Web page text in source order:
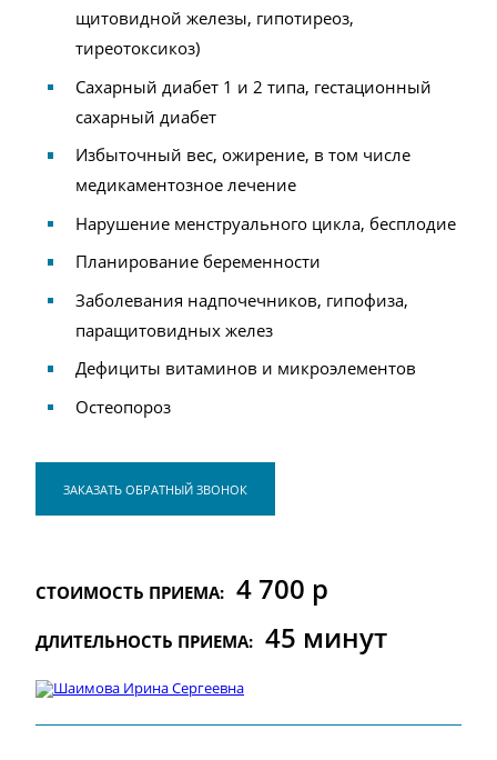
щитовидной железы, гипотиреоз,
тиреотоксикоз)
Сахарный диабет 1 и 2 типа, гестационный
сахарный диабет
Избыточный вес, ожирение, в том числе
медикаментозное лечение
Нарушение менструального цикла, бесплодие
Планирование беременности
Заболевания надпочечников, гипофиза,
паращитовидных желез
Дефициты витаминов и микроэлементов
Остеопороз
ЗАКАЗАТЬ ОБРАТНЫЙ ЗВОНОК
СТОИМОСТЬ ПРИЕМА: 4 700 р
ДЛИТЕЛЬНОСТЬ ПРИЕМА: 45 минут